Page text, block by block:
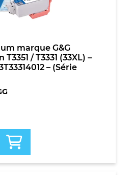
marque G&G
/ T3331 (33XL) –
– (Série